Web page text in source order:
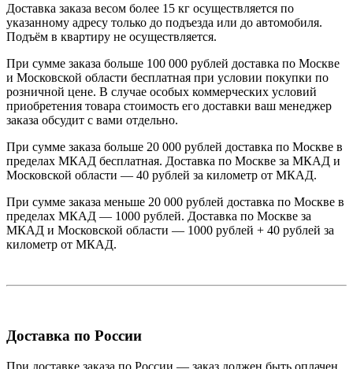
Доставка заказа весом более 15 кг осуществляется по
указанному адресу только до подъезда или до автомобиля.
Подъём в квартиру не осуществляется.
При сумме заказа больше 100 000 рублей доставка по Москве
и Московской области бесплатная при условии покупки по
розничной цене. В случае особых коммерческих условий
приобретения товара стоимость его доставки ваш менеджер
заказа обсудит с вами отдельно.
При сумме заказа больше 20 000 рублей доставка по Москве в
пределах МКАД бесплатная. Доставка по Москве за МКАД и
Московской области — 40 рублей за километр от МКАД.
При сумме заказа меньше 20 000 рублей доставка по Москве в
пределах МКАД — 1000 рублей. Доставка по Москве за
МКАД и Московской области — 1000 рублей + 40 рублей за
километр от МКАД.
Доставка по России
При доставке заказа по России — заказ должен быть оплачен